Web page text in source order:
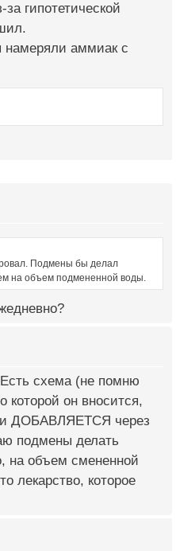
гипотетической
намеряли аммиак с
Подмены бы делал
на объем подмененной воды.
схема (не помню
которой он вносится,
и ДОБАВЛЯЕТСЯ через
подмены делать
на объем смененной
лекарство, которое